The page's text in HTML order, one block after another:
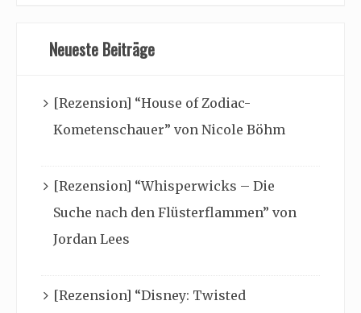
Neueste Beiträge
[Rezension] “House of Zodiac-
Kometenschauer” von Nicole Böhm
[Rezension] “Whisperwicks – Die
Suche nach den Flüsterflammen” von
Jordan Lees
[Rezension] “Disney: Twisted